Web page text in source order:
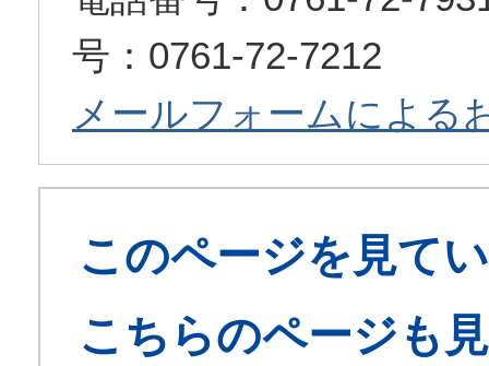
号：0761-72-7212
メールフォームによる
このページを見て
こちらのページも